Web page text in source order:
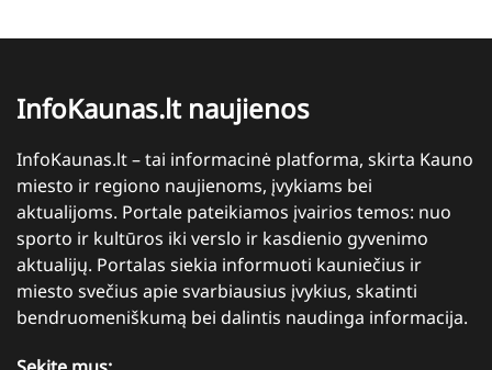
InfoKaunas.lt naujienos
InfoKaunas.lt – tai informacinė platforma, skirta Kauno
miesto ir regiono naujienoms, įvykiams bei
aktualijoms. Portale pateikiamos įvairios temos: nuo
sporto ir kultūros iki verslo ir kasdienio gyvenimo
aktualijų. Portalas siekia informuoti kauniečius ir
miesto svečius apie svarbiausius įvykius, skatinti
bendruomeniškumą bei dalintis naudinga informacija.